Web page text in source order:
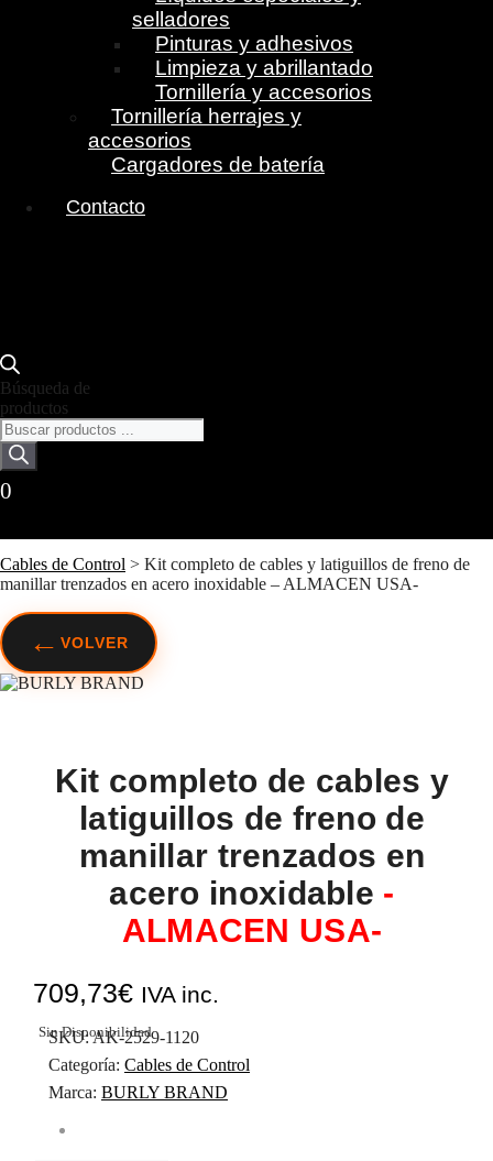
Cables de Control > Kit completo de cables y latiguillos de freno de
manillar trenzados en acero inoxidable – ALMACEN USA-
selladores
Pinturas y adhesivos
Limpieza y abrillantado
Tornillería y accesorios
Tornillería herrajes y
accesorios
Cargadores de batería
Contacto
Búsqueda de
productos
0
← VOLVER
Kit completo de cables y
latiguillos de freno de
manillar trenzados en
acero inoxidable -
ALMACEN USA-
709,73€ IVA inc.
Sin Disponibilidad
SKU:AK-2529-1120
Categoría: Cables de Control
Marca: BURLY BRAND